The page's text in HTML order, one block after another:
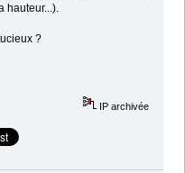
hauteur...).
?
IP archivée